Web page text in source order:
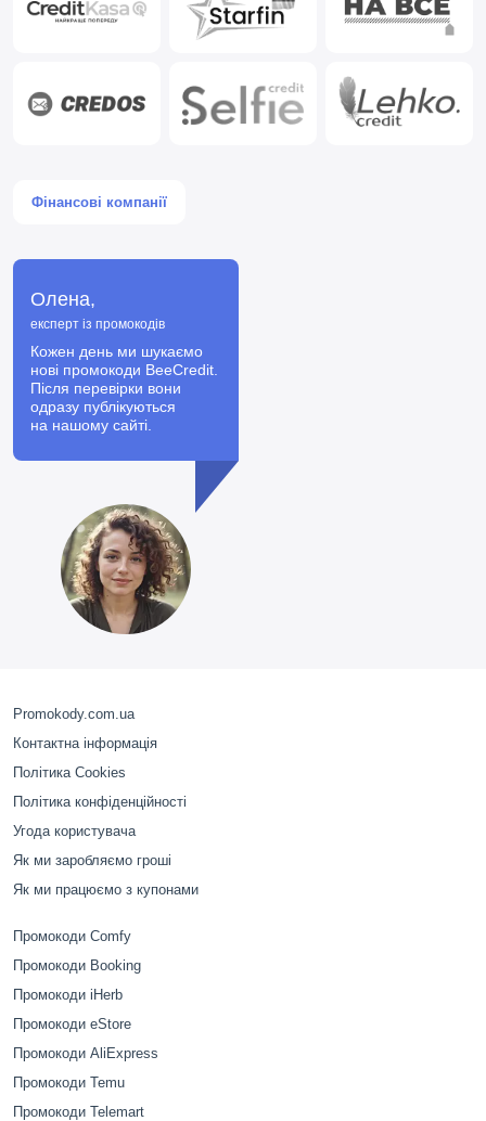
Фінансові компанії
Олена,
експерт із промокодів
Кожен день ми шукаємо
нові промокоди BeeCredit.
Після перевірки вони
одразу публікуються
на нашому сайті.
Promokody.com.ua
Контактна інформація
Політика Cookies
Політика конфіденційності
Угода користувача
Як ми заробляємо гроші
Як ми працюємо з купонами
Промокоди Comfy
Промокоди Booking
Промокоди iHerb
Промокоди eStore
Промокоди AliExpress
Промокоди Temu
Промокоди Telemart